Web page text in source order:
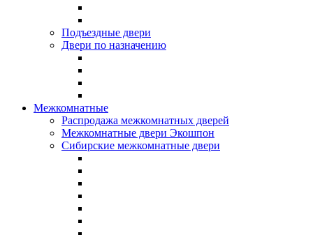
Подъездные двери
Двери по назначению
Межкомнатные
Распродажа межкомнатных дверей
Межкомнатные двери Экошпон
Сибирские межкомнатные двери